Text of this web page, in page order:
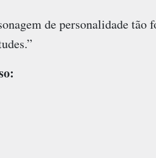
de personalidade tão